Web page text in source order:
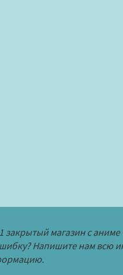
магазин с
Напишите нам всю